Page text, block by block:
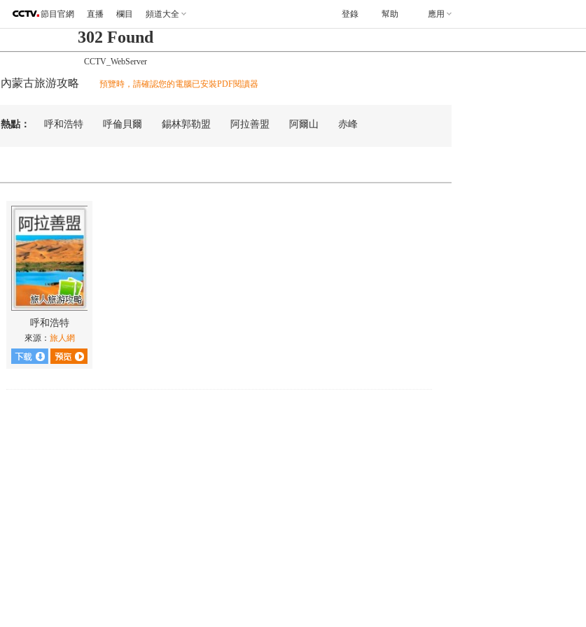
節目官網 直播 欄目 頻道大全 幫助 應用
登錄
302 Found
CCTV_WebServer
內蒙古旅游攻略 預覽時，請確認您的電腦已安裝PDF閱讀器
熱點： 呼和浩特 呼倫貝爾 錫林郭勒盟 阿拉善盟 阿爾山 赤峰
呼和浩特
來源： 旅人網